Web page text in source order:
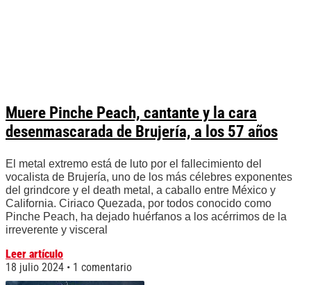
Muere Pinche Peach, cantante y la cara
desenmascarada de Brujería, a los 57 años
El metal extremo está de luto por el fallecimiento del
vocalista de Brujería, uno de los más célebres exponentes
del grindcore y el death metal, a caballo entre México y
California. Ciriaco Quezada, por todos conocido como
Pinche Peach, ha dejado huérfanos a los acérrimos de la
irreverente y visceral
Leer artículo
18 julio 2024
1 comentario